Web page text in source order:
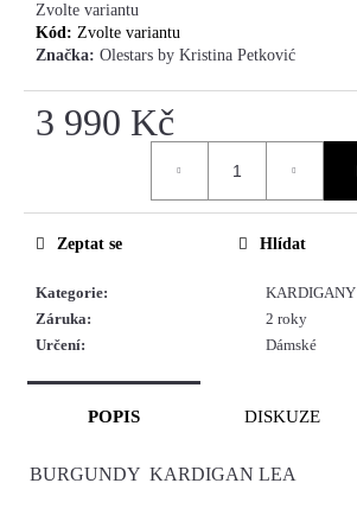
Zvolte variantu
Kód: Zvolte variantu
Značka: Olestars by Kristina Petković
3 990 Kč
Kategorie:
KARDIGANY
Záruka:
2 roky
Určení: Dámské
Zeptat se Hlídat
POPIS DISKUZE
BURGUNDY KARDIGAN LEA